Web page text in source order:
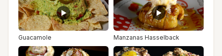
Guacamole Manzanas Hasselback